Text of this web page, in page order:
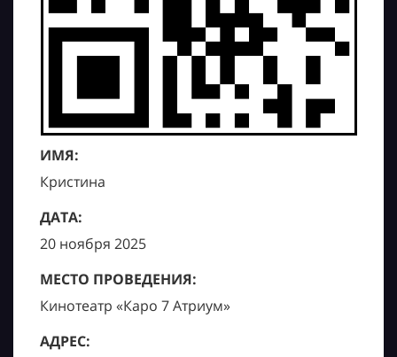
ИМЯ:
Кристина
ДАТА:
20 ноября 2025
МЕСТО ПРОВЕДЕНИЯ:
Кинотеатр «Каро 7 Атриум»
АДРЕС: